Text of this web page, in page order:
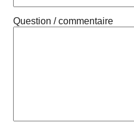
Question / commentaire